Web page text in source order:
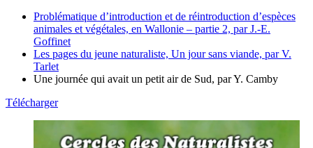
Problématique d’introduction et de réintroduction d’espèces
animales et végétales, en Wallonie – partie 2, par J.-E.
Goffinet
Les pages du jeune naturaliste, Un jour sans viande, par V.
Tarlet
Une journée qui avait un petit air de Sud, par Y. Camby
Télécharger